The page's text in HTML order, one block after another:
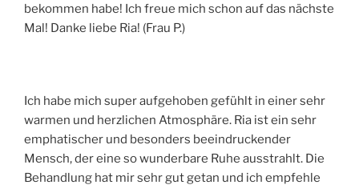
bekommen habe! Ich freue mich schon auf das nächste
Mal! Danke liebe Ria! (Frau P.)
Ich habe mich super aufgehoben gefühlt in einer sehr
warmen und herzlichen Atmosphäre. Ria ist ein sehr
emphatischer und besonders beeindruckender
Mensch, der eine so wunderbare Ruhe ausstrahlt. Die
Behandlung hat mir sehr gut getan und ich empfehle